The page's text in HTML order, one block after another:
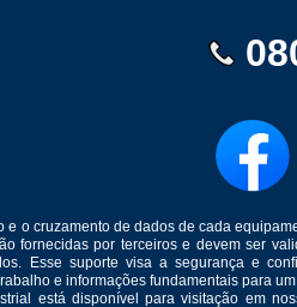
e o cruzamento de dados de cada
fornecidas por terceiros e devem ser
Esse suporte visa a segurança e
e informações fundamentais para
está disponível para visitação em